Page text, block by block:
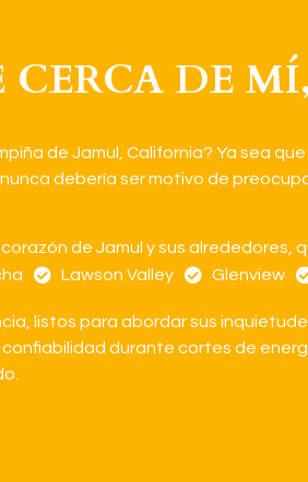
CERCA DE MÍ,
de Jamul, California? Ya sea
debería ser motivo de
de Jamul y sus alrededores,
Lawson Valley Glenview
listos para abordar sus
durante cortes de